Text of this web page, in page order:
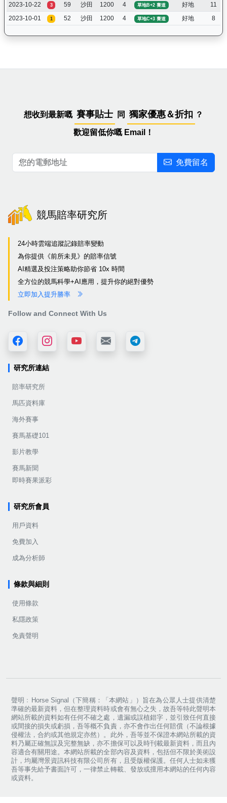
2023-10-22
3 59 沙田 1200 4 草地B+2 賽道 好地 11
2023-10-01
1 52 沙田 1200 4 草地C+3 賽道 好地 8
想收到最新嘅 賽事貼士 同 獨家優惠＆折扣 ？
歡迎留低你嘅 Email！
免費留名
競馬賠率研究所
24小時雲端追蹤記錄賠率變動
為你提供《前所未見》的賠率信號
AI精選及投注策略助你節省 10x 時間
全方位的競馬科學+AI應用，提升你的絕對優勢
立即加入提升勝率
Follow and Connect With Us
研究所連結
賠率研究所
馬匹資料庫
海外賽事
賽馬基礎101
影片教學
賽馬新聞
即時賽果派彩
研究所會員
用戶資料
免費加入
成為分析師
條款與細則
使用條款
私隱政策
免責聲明
聲明﹕Horse Signal（下簡稱：「本網站」）旨在為公眾人士提供清楚
準確的最新資料，但在整理資料時或會有無心之失，故吾等特此聲明本
網站所載的資料如有任何不確之處，遺漏或誤植錯字，並引致任何直接
或間接的損失或虧損，吾等概不負責，亦不會作出任何賠償（不論根據
侵權法，合約或其他規定亦然）。此外，吾等並不保證本網站所載的資
料乃屬正確無誤及完整無缺，亦不擔保可以及時刊載最新資料，而且內
容適合有關用途。本網站所載的全部內容及資料，包括但不限於美術設
計，均屬灣景資訊科技有限公司所有，且受版權保護。任何人士如未獲
吾等事先給予書面許可，一律禁止轉載、發放或擅用本網站的任何內容
或資料。